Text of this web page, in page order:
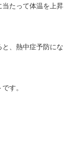
当たって体温を上昇
、熱中症予防にな
す。